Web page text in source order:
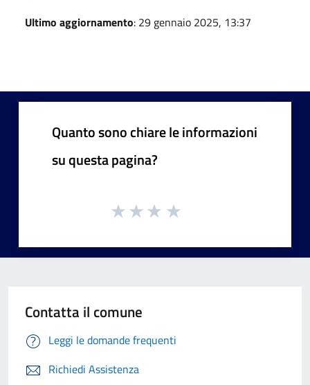
Ultimo aggiornamento: 29 gennaio 2025, 13:37
Quanto sono chiare le informazioni
su questa pagina?
Contatta il comune
Leggi le domande frequenti
Richiedi Assistenza